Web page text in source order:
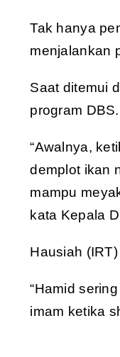
Tak hanya
menjalankan
Saat ditemui
program DBS.
“Awalnya,
demplot ikan
mampu
kata Kepala
Hausiah
“Hamid
imam ketika